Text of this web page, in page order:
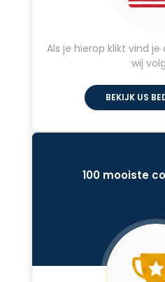
Als je hierop klikt vind je
wij
BEKIJK US
100 mooiste